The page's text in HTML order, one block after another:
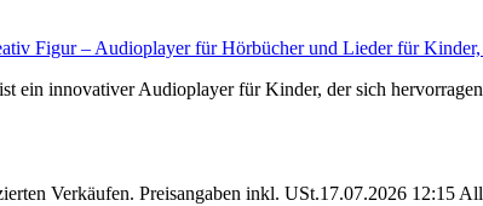
Figur – Audioplayer für Hörbücher und Lieder für
ein innovativer Audioplayer für Kinder, der sich
Verkäufen. Preisangaben inkl. USt.17.07.2026 12:15